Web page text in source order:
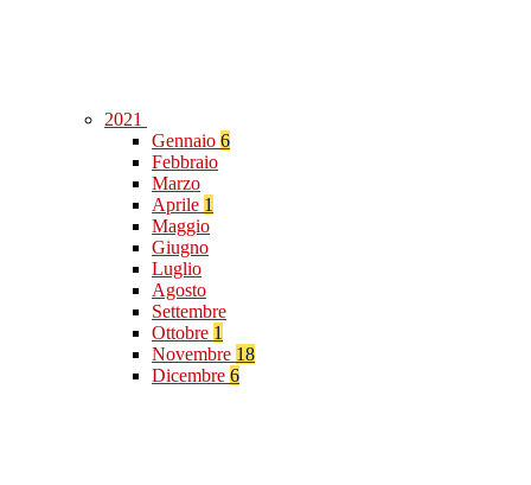
2021
Gennaio 6
Febbraio
Marzo
Aprile 1
Maggio
Giugno
Luglio
Agosto
Settembre
Ottobre 1
Novembre 18
Dicembre 6